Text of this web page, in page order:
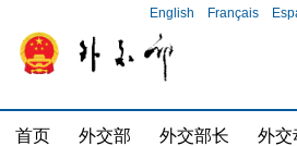
English Français
首页 外交部 外交部长 外交